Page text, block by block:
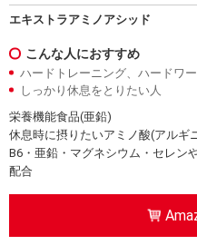
エキストラアミノアシッド
こんな人におすすめ
ハードトレーニング、ハードワ
しっかり休息をとりたい人
栄養機能食品(亜鉛)
休息時に摂りたいアミノ酸(アルギ
B6・亜鉛・マグネシウム・セレン
配合